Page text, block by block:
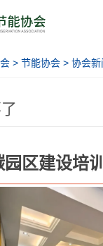
> 节能协会 > 协会新
园区建设培